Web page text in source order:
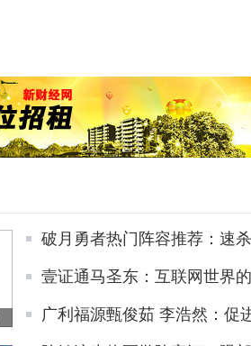
破月勇者热门阵容推荐：速
壹证通马圣东：互联网世界
广利福源甄俊茹 李浩然：促